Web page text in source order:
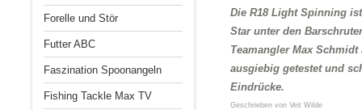
Forelle und Stör
Futter ABC
Faszination Spoonangeln
Fishing Tackle Max TV
Die R18 Light Spinning
Star unter den
Teamangler Max Schmidt
ausgiebig getestet und
Eindrücke.
Geschrieben von Veit Wilde